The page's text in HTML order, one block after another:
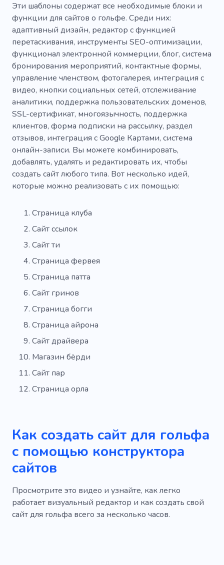
Эти шаблоны содержат все необходимые блоки и
функции для сайтов о гольфе. Среди них:
адаптивный дизайн, редактор с функцией
перетаскивания, инструменты SEO-оптимизации,
функционал электронной коммерции, блог, система
бронирования мероприятий, контактные формы,
управление членством, фотогалерея, интеграция с
видео, кнопки социальных сетей, отслеживание
аналитики, поддержка пользовательских доменов,
SSL-сертификат, многоязычность, поддержка
клиентов, форма подписки на рассылку, раздел
отзывов, интеграция с Google Картами, система
онлайн-записи. Вы можете комбинировать,
добавлять, удалять и редактировать их, чтобы
создать сайт любого типа. Вот несколько идей,
которые можно реализовать с их помощью:
Страница клуба
Сайт ссылок
Сайт ти
Страница фервея
Страница патта
Сайт гринов
Страница богги
Страница айрона
Сайт драйвера
Магазин бёрди
Сайт пар
Страница орла
Как создать сайт для гольфа
с помощью конструктора
сайтов
Просмотрите это видео и узнайте, как легко
работает визуальный редактор и как создать свой
сайт для гольфа всего за несколько часов.